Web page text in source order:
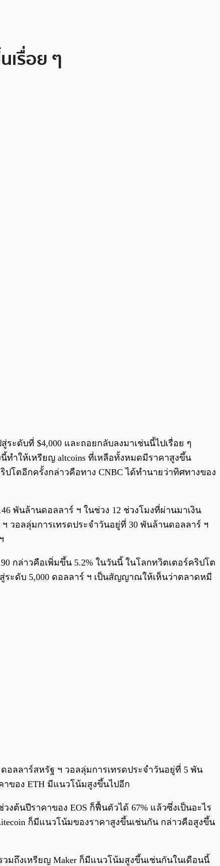
เรื่อย ๆ
0:00 /0:00
ะดับที่ $4,000 และถอยกลับลงมาเช่นนี้ไปเรื่อย ๆ
ทำให้เหรียญ altcoins ที่เหลือทั้งหมดมีราคาสูงขึ้น
ปโตอีกครั้งกล่าวคือทาง CNBC ได้ทำนายว่าทิศทางของ
พันล้านดอลลาร์ ฯ ในช่วง 12 ช่วงโมงที่ผ่านมาเงิน
วอลลุ่มการเทรดประจำวันอยู่ที่ 30 พันล้านดอลลาร์ ฯ
กล่าวคือเพิ่มขึ้น 5.2% ในวันนี้ ในโลกทวิตเตอร์คริปโต
ระดับ 5,000 ดอลลาร์ ฯ เป็นสัญญาณให้เห็นว่าตลาดหมี
อลลาร์สหรัฐ ฯ วอลลุ่มการเทรดประจำวันอยู่ที่ 5 พัน
ของ ETH มีแนวโน้มสูงขึ้นไปอีก
ต้นปีราคาของ EOS ก็ฟื้นตัวได้ 67% แล้วซึ่งเป็นอะไร
ก็มีแนวโน้มของราคาสูงขึ้นเช่นกัน กล่าวคือสูงขึ้น
มถึงเหรียญ Maker ก็มีแนวโน้มสูงขึ้นเช่นกันในเดือนนี้